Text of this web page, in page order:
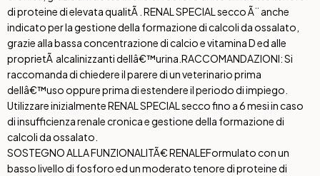
di proteine di elevata qualitÃ . RENAL SPECIAL secco Ã¨ anche
indicato per la gestione della formazione di calcoli da ossalato,
grazie alla bassa concentrazione di calcio e vitamina D ed alle
proprietÃ alcalinizzanti dellâ€™urina.RACCOMANDAZIONI: Si
raccomanda di chiedere il parere di un veterinario prima
dellâ€™uso oppure prima di estendere il periodo di impiego.
Utilizzare inizialmente RENAL SPECIAL secco fino a 6 mesi in caso
di insufficienza renale cronica e gestione della formazione di
calcoli da ossalato.
SOSTEGNO ALLA FUNZIONALITÃ€ RENALEFormulato con un
basso livello di fosforo ed un moderato tenore di proteine di